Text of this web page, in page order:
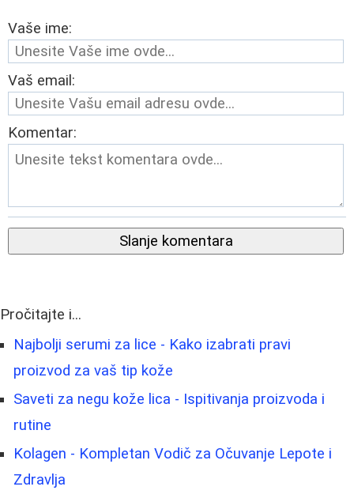
Vaše ime:
Vaš email:
Komentar:
Slanje komentara
Pročitajte i...
Najbolji serumi za lice - Kako izabrati pravi
proizvod za vaš tip kože
Saveti za negu kože lica - Ispitivanja proizvoda i
rutine
Kolagen - Kompletan Vodič za Očuvanje Lepote i
Zdravlja